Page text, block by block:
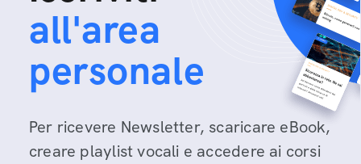
all'area
personale
Per ricevere Newsletter, scaricare eBook,
creare playlist vocali e accedere ai corsi